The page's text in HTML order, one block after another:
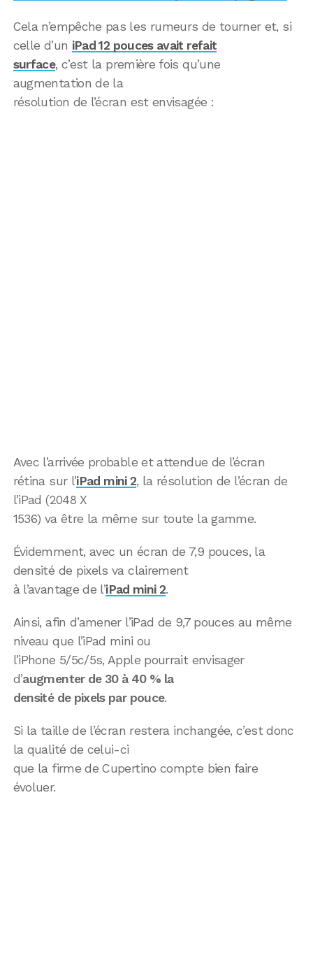
Cela n’empêche pas les rumeurs de tourner et, si
celle d’un iPad 12 pouces avait refait
surface, c’est la première fois qu’une
augmentation de la
résolution de l’écran est envisagée :
Avec l’arrivée probable et attendue de l’écran
rétina sur l’iPad mini 2, la résolution de l’écran de
l’iPad (2048 X
1536) va être la même sur toute la gamme.
Évidemment, avec un écran de 7,9 pouces, la
densité de pixels va clairement
à l’avantage de l’iPad mini 2.
Ainsi, afin d’amener l’iPad de 9,7 pouces au même
niveau que l’iPad mini ou
l’iPhone 5/5c/5s, Apple pourrait envisager
d’augmenter de 30 à 40 % la
densité de pixels par pouce.
Si la taille de l’écran restera inchangée, c’est donc
la qualité de celui-ci
que la firme de Cupertino compte bien faire
évoluer.